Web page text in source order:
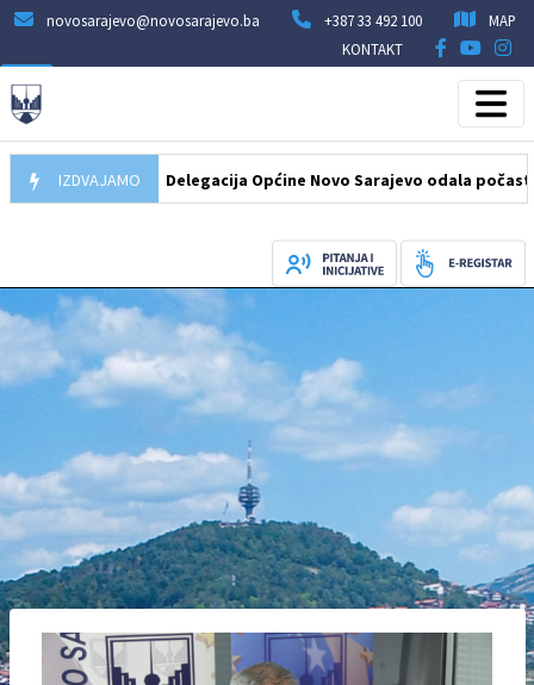
novosarajevo@novosarajevo.ba +387 33 492 100
MAP
KONTAKT
IZDVAJAMO
07.08.2026 Delegacija Općine Novo Sarajevo odala počast